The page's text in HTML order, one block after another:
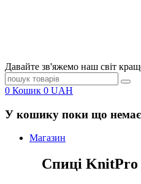
Давайте зв'яжемо наш світ
0 Кошик 0 UAH
У кошику поки що немає
Магазин
Спиці